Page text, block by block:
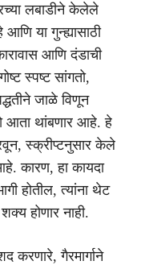
लबाडीने केलेले
या गुन्ह्यासाठी
आणि दंडाची
स्पष्ट सांगतो,
जाळे विणून
आता थांबणार आहे. हे
स्क्रीप्टनुसार केले
कारण, हा कायदा
होतील, त्यांना थेट
होणार नाही.
करणारे, गैरमार्गाने